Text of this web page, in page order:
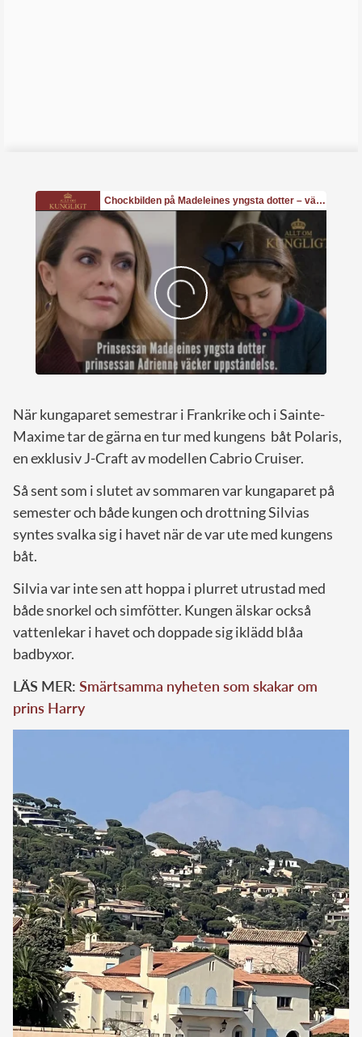
När kungaparet semestrar i Frankrike och i Sainte-
Maxime tar de gärna en tur med kungens båt Polaris,
en exklusiv J-Craft av modellen Cabrio Cruiser.
Så sent som i slutet av sommaren var kungaparet på
semester och både kungen och drottning Silvias
syntes svalka sig i havet när de var ute med kungens
båt.
Silvia var inte sen att hoppa i plurret utrustad med
både snorkel och simfötter. Kungen älskar också
vattenlekar i havet och doppade sig iklädd blåa
badbyxor.
LÄS MER: Smärtsamma nyheten som skakar om
prins Harry